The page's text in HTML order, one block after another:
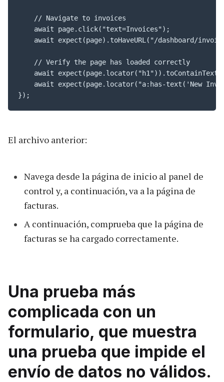
    // Navigate to invoices
    await page.click("text=Invoices");
await expect(page).toHaveURL("/dashboard/
    // Verify the page has loaded correctly
await
await expect(page.locator("a:has-text('New
});
El archivo anterior:
Navega desde la página de inicio al panel de
control y, a continuación, va a la página de
facturas.
A continuación, comprueba que la página de
facturas se ha cargado correctamente.
Una prueba más
complicada con un
formulario, que muestra
una prueba que impide el
envío de datos no válidos.